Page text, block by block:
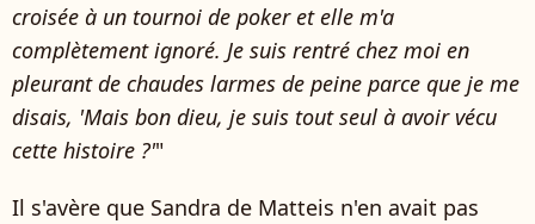
croisée à un tournoi de poker et elle m'a
complètement ignoré. Je suis rentré chez moi en
pleurant de chaudes larmes de peine parce que je me
disais, 'Mais bon dieu, je suis tout seul à avoir vécu
cette histoire ?'"
Il s'avère que Sandra de Matteis n'en avait pas